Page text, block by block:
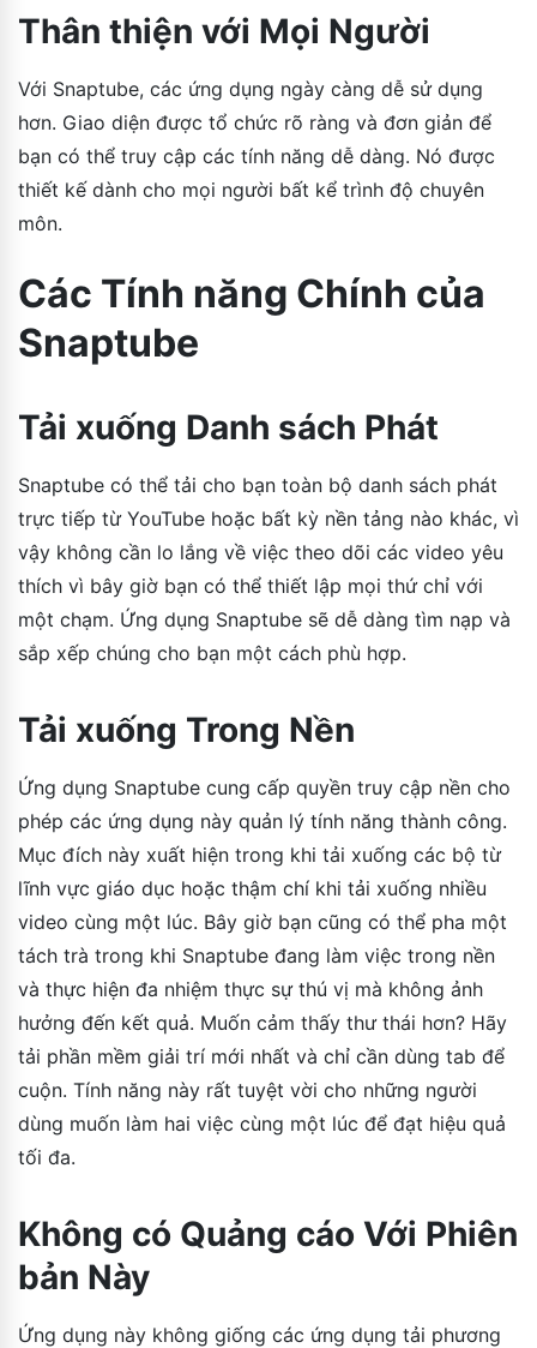
Thân thiện với Mọi Người
Với Snaptube, các ứng dụng ngày càng dễ sử dụng
hơn. Giao diện được tổ chức rõ ràng và đơn giản để
bạn có thể truy cập các tính năng dễ dàng. Nó được
thiết kế dành cho mọi người bất kể trình độ chuyên
môn.
Các Tính năng Chính của
Snaptube
Tải xuống Danh sách Phát
Snaptube có thể tải cho bạn toàn bộ danh sách phát
trực tiếp từ YouTube hoặc bất kỳ nền tảng nào khác, vì
vậy không cần lo lắng về việc theo dõi các video yêu
thích vì bây giờ bạn có thể thiết lập mọi thứ chỉ với
một chạm. Ứng dụng Snaptube sẽ dễ dàng tìm nạp và
sắp xếp chúng cho bạn một cách phù hợp.
Tải xuống Trong Nền
Ứng dụng Snaptube cung cấp quyền truy cập nền cho
phép các ứng dụng này quản lý tính năng thành công.
Mục đích này xuất hiện trong khi tải xuống các bộ từ
lĩnh vực giáo dục hoặc thậm chí khi tải xuống nhiều
video cùng một lúc. Bây giờ bạn cũng có thể pha một
tách trà trong khi Snaptube đang làm việc trong nền
và thực hiện đa nhiệm thực sự thú vị mà không ảnh
hưởng đến kết quả. Muốn cảm thấy thư thái hơn? Hãy
tải phần mềm giải trí mới nhất và chỉ cần dùng tab để
cuộn. Tính năng này rất tuyệt vời cho những người
dùng muốn làm hai việc cùng một lúc để đạt hiệu quả
tối đa.
Không có Quảng cáo Với Phiên
bản Này
Ứng dụng này không giống các ứng dụng tải phương